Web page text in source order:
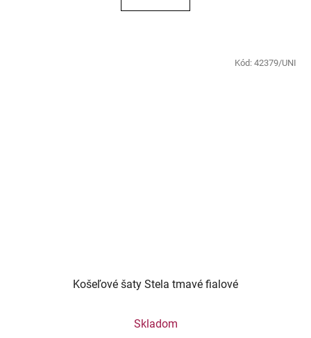
Košeľové šaty Stela tmavé fialové
Skladom
Kód: 42379/UNI